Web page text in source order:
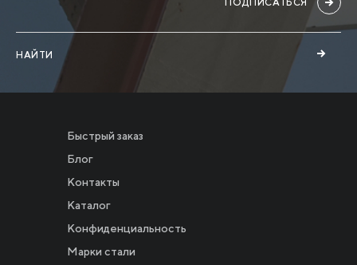
НАЙТИ
Быстрый заказ
Блог
Контакты
Каталог
Конфиденциальность
Марки стали
Новости